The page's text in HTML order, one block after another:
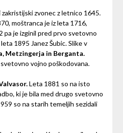
zvonec z letnico 1645.
moštranca je iz leta 1716,
pa je izginil pred prvo svetovno
1895 Janez Šubic. Slike v
Metzingerja in Berganta.
vojno poškodovana.
Leta 1881 so na isto
ki je bila med drugo svetovno
so na starih temeljih sezidali